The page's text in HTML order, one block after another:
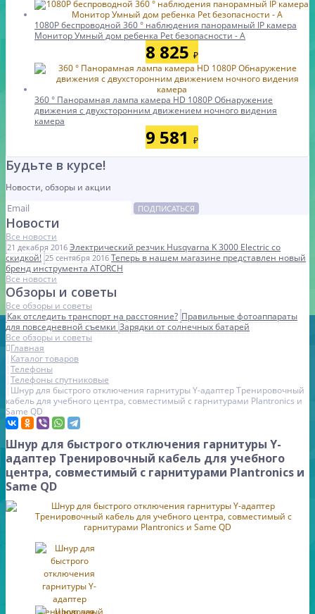
1080P беспроводной 360 ° наблюдения панорамный IP камера
Монитор Умный дом ребенка Pet безопасности - А
8 825 ₽
360 ° Панорамная лампа камера HD 1080P Обнаружение
движения с двухсторонним движением ночного видения
камера
9 581 ₽
Будьте в курсе!
Новости, обзоры и акции
ПОДПИСАТЬСЯ
Новости
Все новости
21 декабря 2016 Электрический резчик Husqvarna K 3000 Electric со
скидкой! 25 сентября 2016 Теперь в нашем магазине представлен новый
бренд инструмента ATORCH
Все новости
Обзоры и советы
Все обзоры и советы
Как отследить транспорт на расстояние? Правильные фотоаппараты
для повседневной съемкиЗарядки от солнечных батарей
Все обзоры и советы
Главная
Каталог товаров
Телефоны
Телефоны спутниковые
Шнур для быстрого отключения гарнитуры Y-адаптер Tренировочный
кабель для учебного центра, совместимый с гарнитурами Plantronics и
Same QD
Шнур для быстрого отключения гарнитуры Y-
адаптер Tренировочный кабель для учебного
центра, совместимый с гарнитурами Plantronics и
Same QD